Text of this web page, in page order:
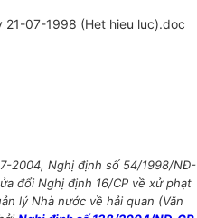
21-07-1998 (Het hieu luc).doc
2004, Nghị định số 54/1998/NĐ-
đổi Nghị định 16/CP về xử phạt
lý Nhà nước về hải quan (Văn